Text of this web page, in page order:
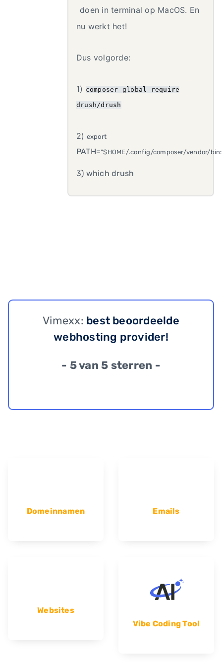
doen in terminal op MacOS. En
nu werkt het!
Dus volgorde:
1) composer global require
drush/drush
2) export
PATH="$HOME/.config/composer/vendor/bin:
3) which drush
Vimexx: best beoordeelde
webhosting provider!
- 5 van 5 sterren -
Domeinnamen Emails
Websites
Vibe Coding Tool